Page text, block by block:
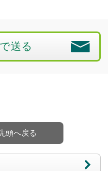
送る
頭へ戻る